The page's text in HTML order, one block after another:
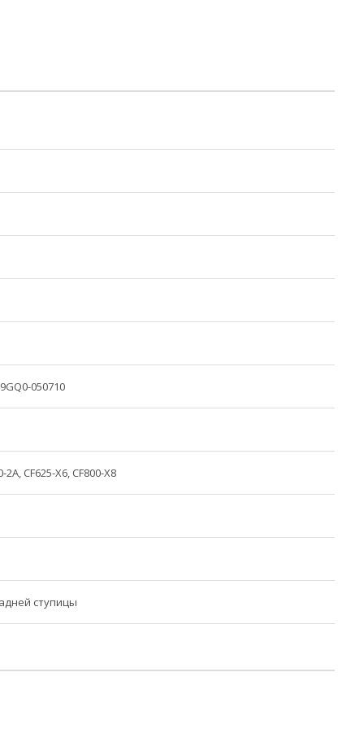
050710
2A, CF625-X6, CF800-X8
ступицы